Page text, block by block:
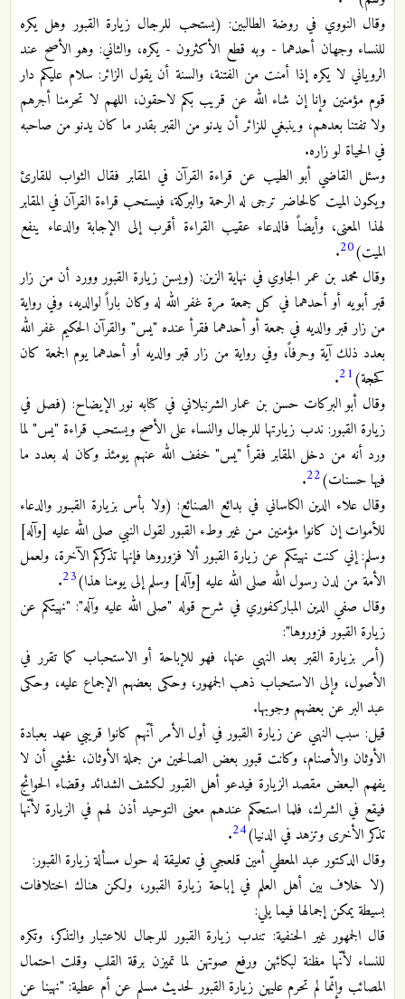
وقال النووي في روضة الطالبين: (يستحب للرجال زيارة القبور وهل يكره
للنساء وجهان أحدهما - وبه قطع الأكثرون - يكره، والثاني: وهو الأصح عند
الروياني لا يكره إذا أمنت من الفتنة، والسنة أن يقول الزائر: سلام عليكم دار
قوم مؤمنين وإنا إن شاء الله عن قريب بكم لاحقون، اللهم لا تحرمنا أجرهم
ولا تفتنا بعدهم، وينبغي للزائر أن يدنو من القبر بقدر ما كان يدنو من صاحبه
في الحياة لو زاره.
وسئل القاضي أبو الطيب عن قراءة القرآن في المقابر فقال الثواب للقارئ
ويكون الميت كالحاضر ترجى له الرحمة والبركة، فيستحب قراءة القرآن في المقابر
لهذا المعنى، وأيضاً فالدعاء عقيب القراءة أقرب إلى الإجابة والدعاء ينفع
الميت)20
.
وقال محمد بن عمر الجاوي في نهاية الزين: (ويسن زيارة القبور وورد أن من زار
قبر أبويه أو أحدهما في كل جمعة مرة غفر الله له وكان باراً لوالديه، وفي رواية
من زار قبر والديه في جمعة أو أحدهما فقرأ عنده "يس" والقرآن الحكيم غفر الله
بعدد ذلك آية وحرفاً، وفي رواية من زار قبر والديه أو أحدهما يوم الجمعة كان
كحجة)21
.
وقال أبو البركات حسن بن عمار الشرنبلاني في كتابه نور الإيضاح: (فصل في
زيارة القبور: ندب زيارتها للرجال والنساء على الأصح ويستحب قراءة "يس" لما
ورد أنه من دخل المقابر فقرأ "يس" خفف الله عنهم يومئذ وكان له بعدد ما
فيها حسنات)22
.
وقال علاء الدين الكاساني في بدائع الصنائع: (ولا بأس بزيارة القبـور والدعاء
للأموات إن كانوا مؤمنين مـن غير وطء القبور لقول النبي صلى الله عليه [وآله]
وسلم: إني كنت نهيتكم عن زيارة القبور ألا فزوروها فإنها تذكركم الآخرة، ولعمل
الأمة من لدن رسول الله صلى الله عليه [وآله] وسلم إلى يومنا هذا)23
.
وقال صفي الدين المباركفوري في شرح قوله "صلى الله عليه وآله": "نهيتكم عن
زيارة القبور فزوروها":
(أمر بزيارة القبر بعد النهي عنها، فهو للإباحة أو الاستحباب كما تقرر في
الأصول، وإلى الاستحباب ذهب الجمهور، وحكى بعضهم الإجماع عليه، وحكى
عبد البر عن بعضهم وجوبها.
قيل: سبب النهي عن زيارة القبور في أول الأمر أنّهم كانوا قريبي عهد بعبادة
الأوثان والأصنام، وكانت قبور بعض الصالحين من جملة الأوثان، فخشي أن لا
يفهم البعض مقصد الزيارة فيدعو أهل القبور لكشف الشدائد وقضاء الحوائج
فيقع في الشرك، فلما استحكم عندهم معنى التوحيد أذن لهم في الزيارة لأنّها
تذكر الأخرى وتزهد في الدنيا)24
.
وقال الدكتور عبد المعطي أمين قلعجي في تعليقة له حول مسألة زيارة القبور:
(لا خلاف بين أهل العلم في إباحة زيارة القبور، ولكن هناك اختلافات
بسيطة يمكن إجمالها فيما يلي:
قال الجمهور غير الحنفية: تندب زيارة القبور للرجال للاعتبار والتذكر، وتكره
للنساء لأنّها مظنة لبكائهن ورفع صوتهن لما تميزن برقة القلب وقلت احتمال
المصائب وإنّما لم تحرم عليهن زيارة القبور لحديث مسلم عن أم عطية: "نهينا عن